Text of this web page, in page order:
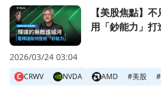
前往【美股焦點】不只賣晶片！看
【美股焦點】
用「鈔能力」
C CRWV NVDA AMD #美股 #
2026/03/24 03:04